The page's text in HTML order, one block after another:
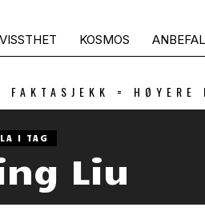
KOSMOS
= HØYERE
I TAG
Liu